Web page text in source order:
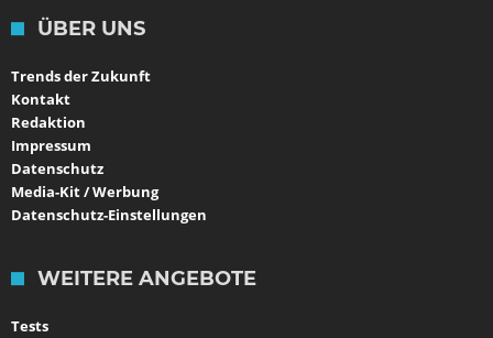
ÜBER UNS
Trends der Zukunft
Kontakt
Redaktion
Impressum
Datenschutz
Media-Kit / Werbung
Datenschutz-Einstellungen
WEITERE ANGEBOTE
Tests